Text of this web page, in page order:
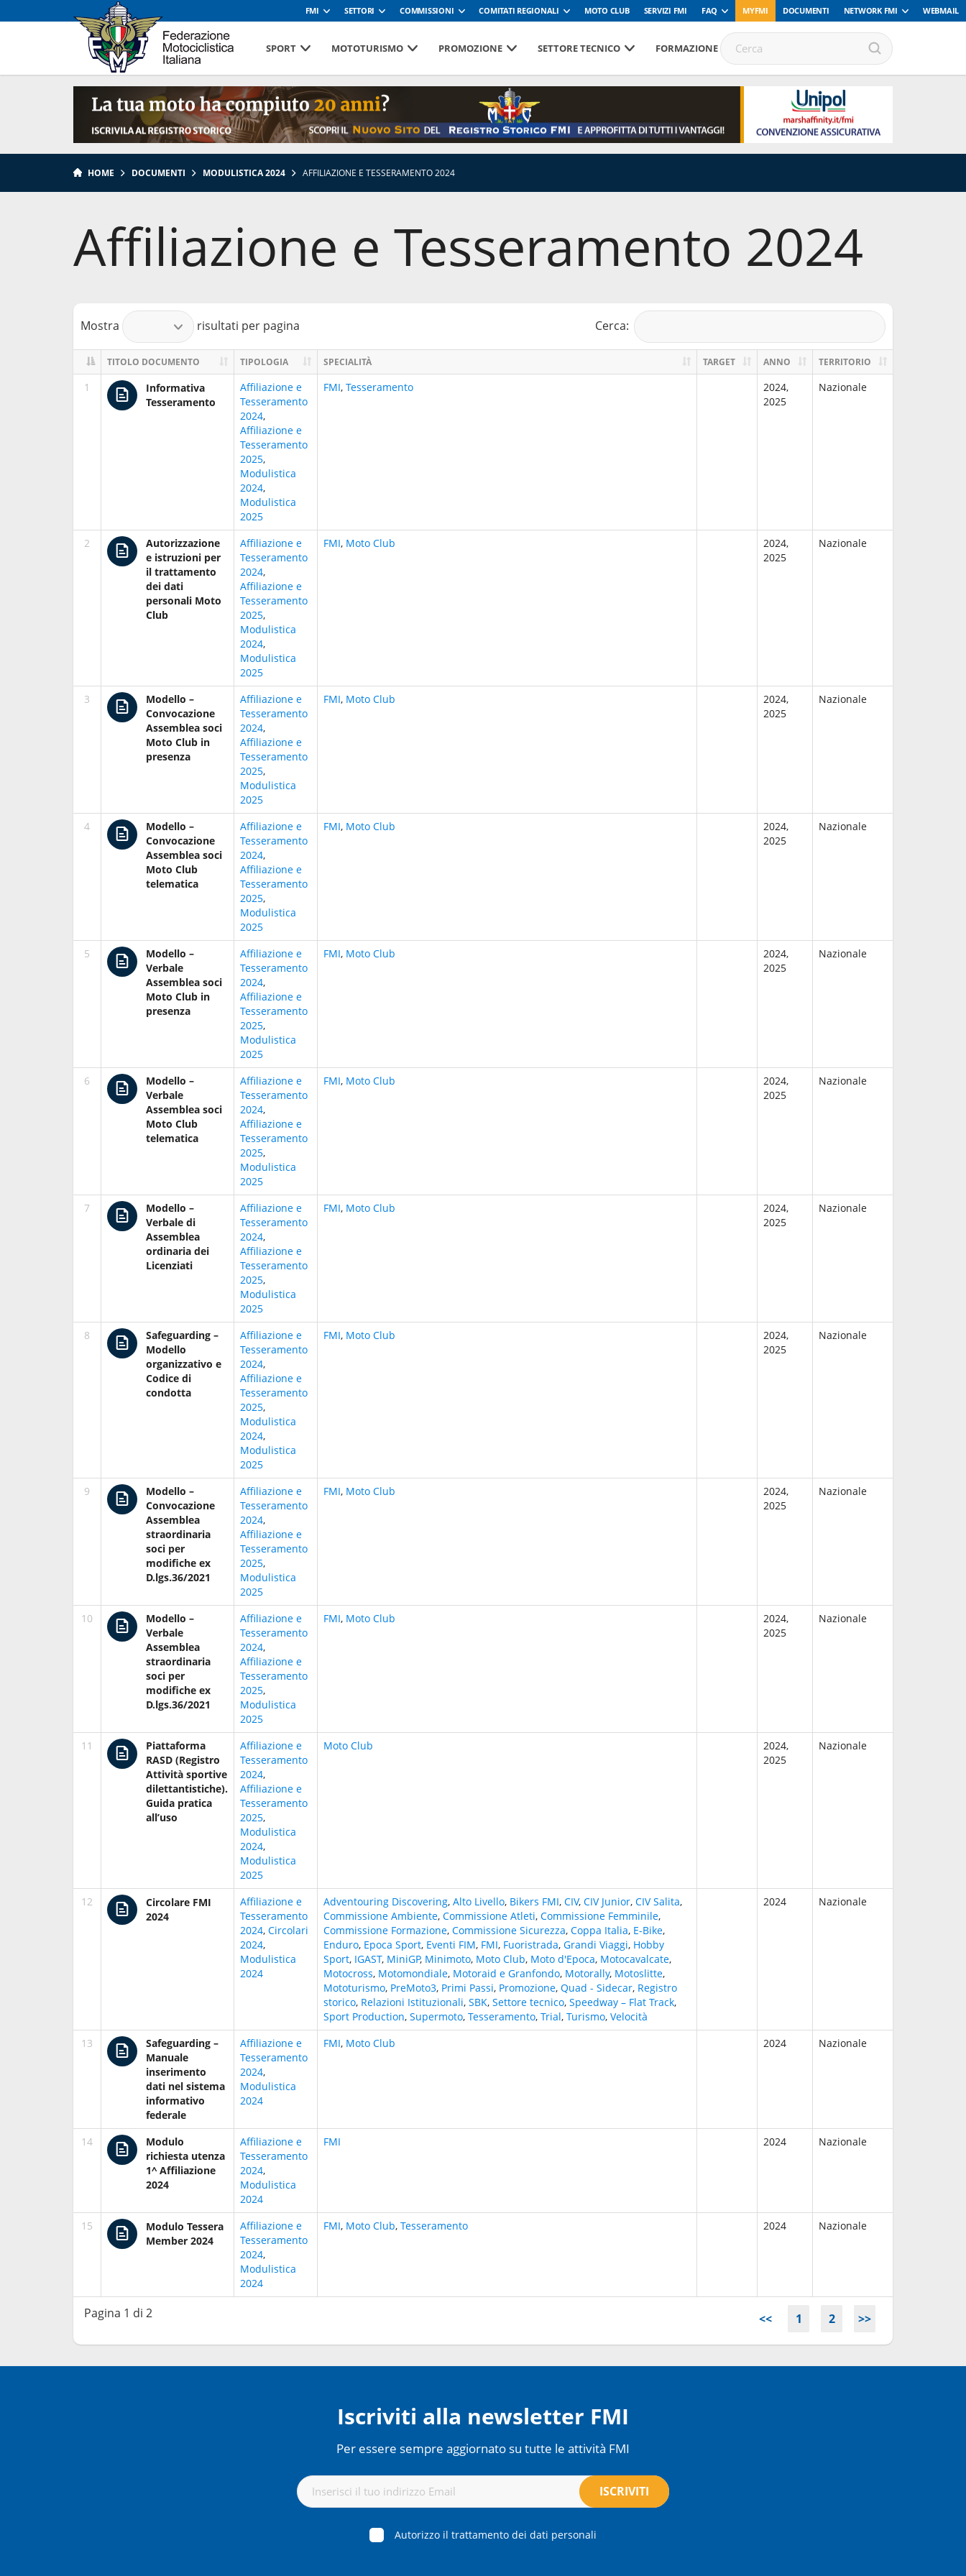
FMI SETTORI COMMISSIONI COMITATI REGIONALI MOTO CLUB SERVIZI FMI FAQ MYFMI DOCUMENTI NETWORK FMI WEBMAIL
SPORT MOTOTURISMO PROMOZIONE SETTORE TECNICO FORMAZIONE
HOME DOCUMENTI MODULISTICA 2024 AFFILIAZIONE E TESSERAMENTO 2024
Affiliazione e Tesseramento 2024
Mostra risultati per pagina Cerca:
TITOLO DOCUMENTO TIPOLOGIA SPECIALITÀ TARGET ANNO TERRITORIO
1
Informativa
Tesseramento
Affiliazione e
Tesseramento
2024,
Affiliazione e
Tesseramento
2025,
Modulistica
2024,
Modulistica
2025
FMI, Tesseramento
2024,
2025
Nazionale
2
Autorizzazione
e istruzioni per
il trattamento
dei dati
personali Moto
Club
Affiliazione e
Tesseramento
2024,
Affiliazione e
Tesseramento
2025,
Modulistica
2024,
Modulistica
2025
FMI, Moto Club
2024,
2025
Nazionale
3
Modello –
Convocazione
Assemblea soci
Moto Club in
presenza
Affiliazione e
Tesseramento
2024,
Affiliazione e
Tesseramento
2025,
Modulistica
2025
FMI, Moto Club
2024,
2025
Nazionale
4
Modello –
Convocazione
Assemblea soci
Moto Club
telematica
Affiliazione e
Tesseramento
2024,
Affiliazione e
Tesseramento
2025,
Modulistica
2025
FMI, Moto Club
2024,
2025
Nazionale
5
Modello –
Verbale
Assemblea soci
Moto Club in
presenza
Affiliazione e
Tesseramento
2024,
Affiliazione e
Tesseramento
2025,
Modulistica
2025
FMI, Moto Club
2024,
2025
Nazionale
6
Modello –
Verbale
Assemblea soci
Moto Club
telematica
Affiliazione e
Tesseramento
2024,
Affiliazione e
Tesseramento
2025,
Modulistica
2025
FMI, Moto Club
2024,
2025
Nazionale
7
Modello –
Verbale di
Assemblea
ordinaria dei
Licenziati
Affiliazione e
Tesseramento
2024,
Affiliazione e
Tesseramento
2025,
Modulistica
2025
FMI, Moto Club
2024,
2025
Nazionale
8
Safeguarding –
Modello
organizzativo e
Codice di
condotta
Affiliazione e
Tesseramento
2024,
Affiliazione e
Tesseramento
2025,
Modulistica
2024,
Modulistica
2025
FMI, Moto Club
2024,
2025
Nazionale
9
Modello –
Convocazione
Assemblea
straordinaria
soci per
modifiche ex
D.lgs.36/2021
Affiliazione e
Tesseramento
2024,
Affiliazione e
Tesseramento
2025,
Modulistica
2025
FMI, Moto Club
2024,
2025
Nazionale
10
Modello –
Verbale
Assemblea
straordinaria
soci per
modifiche ex
D.lgs.36/2021
Affiliazione e
Tesseramento
2024,
Affiliazione e
Tesseramento
2025,
Modulistica
2025
FMI, Moto Club
2024,
2025
Nazionale
11
Piattaforma
RASD (Registro
Attività sportive
dilettantistiche).
Guida pratica
all’uso
Affiliazione e
Tesseramento
2024,
Affiliazione e
Tesseramento
2025,
Modulistica
2024,
Modulistica
2025
Moto Club
2024,
2025
Nazionale
12
Circolare FMI
2024
Affiliazione e
Tesseramento
2024, Circolari
2024,
Modulistica
2024
Adventouring Discovering, Alto Livello, Bikers FMI, CIV, CIV Junior, CIV Salita,
Commissione Ambiente, Commissione Atleti, Commissione Femminile,
Commissione Formazione, Commissione Sicurezza, Coppa Italia, E-Bike,
Enduro, Epoca Sport, Eventi FIM, FMI, Fuoristrada, Grandi Viaggi, Hobby
Sport, IGAST, MiniGP, Minimoto, Moto Club, Moto d'Epoca, Motocavalcate,
Motocross, Motomondiale, Motoraid e Granfondo, Motorally, Motoslitte,
Mototurismo, PreMoto3, Primi Passi, Promozione, Quad - Sidecar, Registro
storico, Relazioni Istituzionali, SBK, Settore tecnico, Speedway – Flat Track,
Sport Production, Supermoto, Tesseramento, Trial, Turismo, Velocità
2024 Nazionale
13
Safeguarding –
Manuale
inserimento
dati nel sistema
informativo
federale
Affiliazione e
Tesseramento
2024,
Modulistica
2024
FMI, Moto Club 2024 Nazionale
14
Modulo
richiesta utenza
1^ Affiliazione
2024
Affiliazione e
Tesseramento
2024,
Modulistica
2024
FMI 2024 Nazionale
15
Modulo Tessera
Member 2024
Affiliazione e
Tesseramento
2024,
Modulistica
2024
FMI, Moto Club, Tesseramento 2024 Nazionale
Pagina 1 di 2 << 1 2 >>
Iscriviti alla newsletter FMI
Per essere sempre aggiornato su tutte le attività FMI
Autorizzo il trattamento dei dati personali